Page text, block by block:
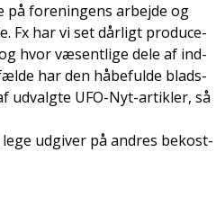
på for­e­nin­gens arbej­de og
Fx har vi set dår­ligt pro­du­ce­
hvor væsent­li­ge dele af ind­
har den håbe­ful­de blads­
udvalg­te UFO-Nyt-artik­ler, så
udgi­ver på andres bekost­